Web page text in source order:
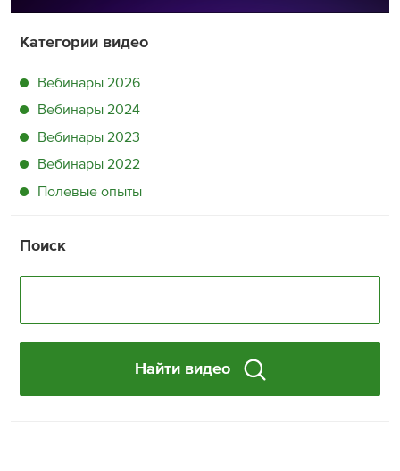
Категории видео
Вебинары 2026
Вебинары 2024
Вебинары 2023
Вебинары 2022
Полевые опыты
Поиск
Найти видео